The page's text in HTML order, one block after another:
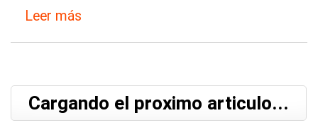
Leer más
Cargando el proximo articulo...